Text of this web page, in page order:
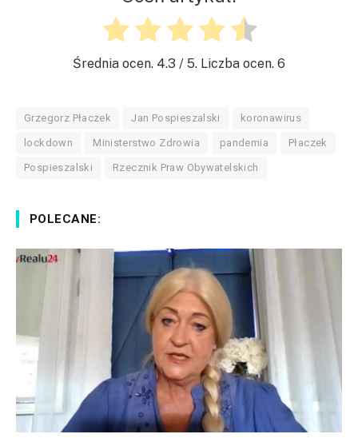
Średnia ocen. 4.3 / 5. Liczba ocen. 6
Grzegorz Płaczek Jan Pospieszalski koronawirus
lockdown Ministerstwo Zdrowia pandemia Płaczek
Pospieszalski Rzecznik Praw Obywatelskich
POLECANE: